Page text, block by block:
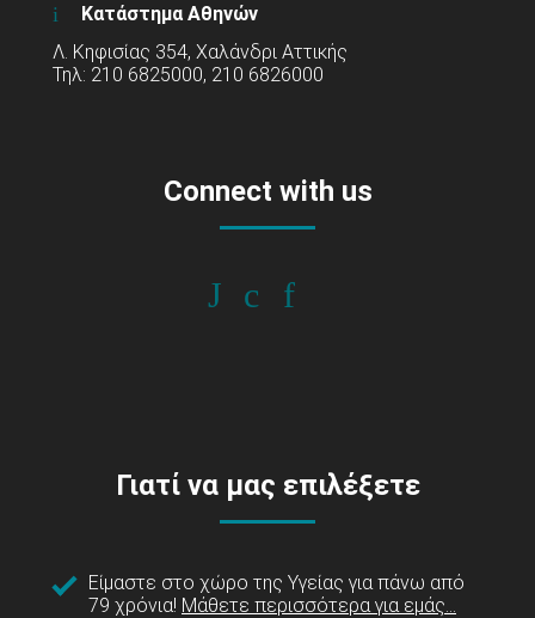
Κατάστημα Αθηνών
Λ. Κηφισίας 354, Χαλάνδρι Αττικής
Τηλ: 210 6825000, 210 6826000
Connect with us
Γιατί να μας επιλέξετε
Είμαστε στο χώρο της Υγείας για πάνω από
79 χρόνια! Μάθετε περισσότερα για εμάς...